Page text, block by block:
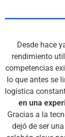
Desde hace
rendimiento
competencias
lo que antes se
logística
en una
Gracias a la
dejó de ser